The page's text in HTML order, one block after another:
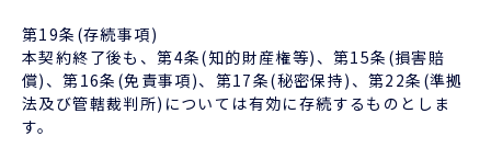
第19条(存続事項)
本契約終了後も、第4条(知的財産権等)、第15条(損害賠
償)、第16条(免責事項)、第17条(秘密保持)、第22条(準拠
法及び管轄裁判所)については有効に存続するものとしま
す。